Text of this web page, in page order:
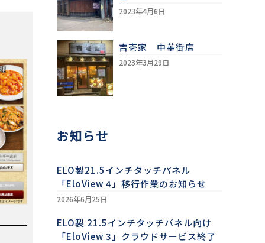
2023年4月6日
吉壱家 中華街店
2023年3月29日
お知らせ
ELO製21.5インチタッチパネル
「EloView 4」移行作業のお知らせ
2026年6月25日
ELO製 21.5インチタッチパネル向け
「EloView 3」クラウドサービス終了